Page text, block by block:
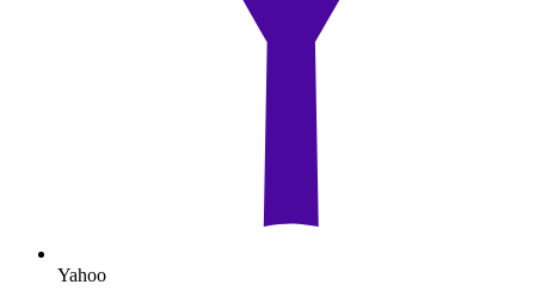
Yahoo